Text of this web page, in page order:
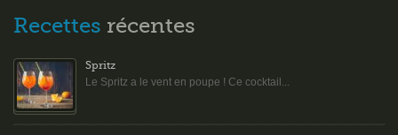
Recettes récentes
Spritz
Le Spritz a le vent en poupe ! Ce cocktail...